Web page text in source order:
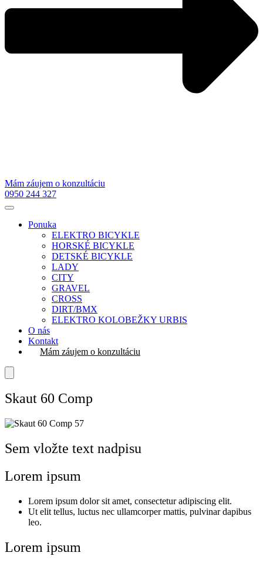
Mám záujem o konzultáciu
0950 244 327
Ponuka
ELEKTRO BICYKLE
HORSKÉ BICYKLE
DETSKÉ BICYKLE
LADY
CITY
GRAVEL
CROSS
DIRT/BMX
ELEKTRO KOLOBEŽKY URBIS
O nás
Kontakt
Mám záujem o konzultáciu
Skaut 60 Comp
Sem vložte text nadpisu
Lorem ipsum
Lorem ipsum dolor sit amet, consectetur adipiscing elit.
Ut elit tellus, luctus nec ullamcorper mattis, pulvinar dapibus
leo.
Lorem ipsum